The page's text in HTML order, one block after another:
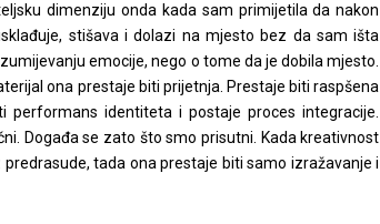
dimenziju onda kada sam primijetila da nakon
stišava i dolazi na mjesto bez da sam išta
emocije, nego o tome da je dobila mjesto.
ona prestaje biti prijetnja. Prestaje biti raspšena
identiteta i postaje proces integracije.
Događa se zato što smo prisutni. Kada kreativnost
tada ona prestaje biti samo izražavanje i